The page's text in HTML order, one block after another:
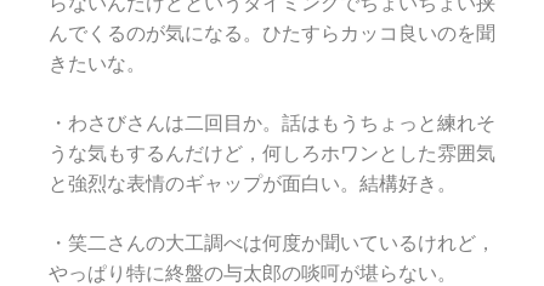
んでくるのが気になる。ひたすらカッコ良いのを聞
きたいな。
・わさびさんは二回目か。話はもうちょっと練れそ
うな気もするんだけど，何しろホワンとした雰囲気
と強烈な表情のギャップが面白い。結構好き。
・笑二さんの大工調べは何度か聞いているけれど，
やっぱり特に終盤の与太郎の啖呵が堪らない。